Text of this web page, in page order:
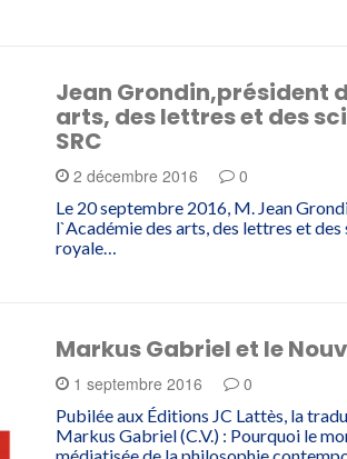
Jean Grondin,président
arts, des lettres et des
SRC
2 décembre 2016 0
Le 20 septembre 2016, M. Jean
l`Académie des arts, des lettres et des
royale…
Markus Gabriel et le
1 septembre 2016 0
Pubilée aux Éditions JC Lattès, la
Markus Gabriel (C.V.) : Pourquoi le